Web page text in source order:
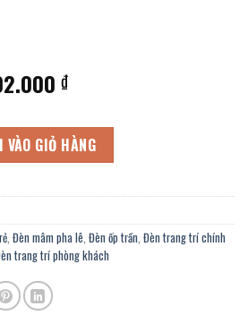
₫.
₫Giá
tại
là:
3.802.000 ₫.
600Y trang trí chính hãng tại cửa hàng
VÀO GIỎ HÀNG
, Đèn mâm pha lê, Đèn ốp trần, Đèn trang trí chính
trang trí phòng khách